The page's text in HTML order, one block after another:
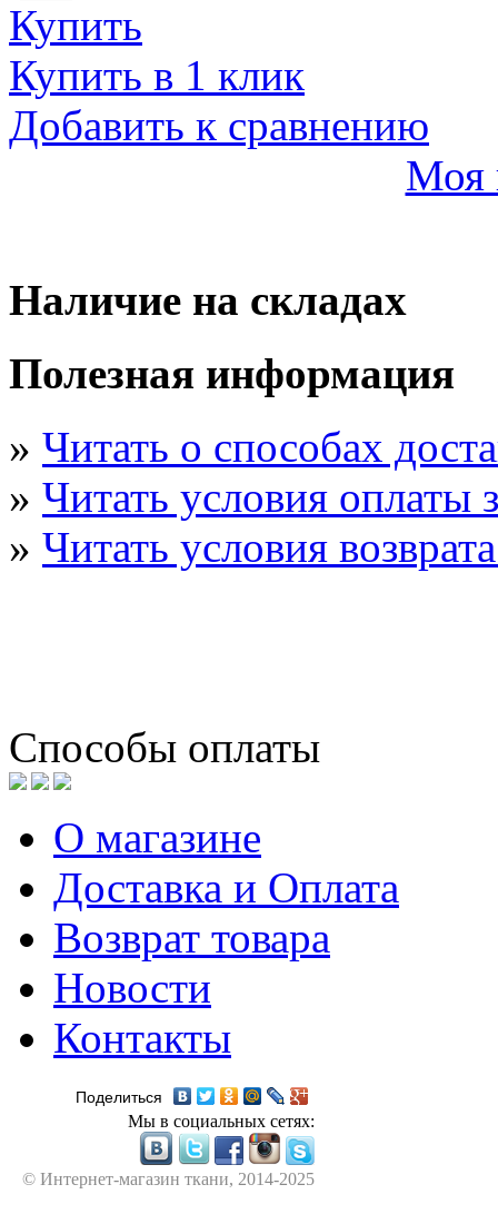
Купить
Купить в 1 клик
Добавить к сравнению
Моя
Наличие на складах
Полезная информация
» Читать о способах
» Читать условия оплаты
» Читать условия
Способы оплаты
О магазине
Доставка и Оплата
Возврат товара
Новости
Контакты
Поделиться
Мы в социальных сетях:
© Интернет-магазин ткани, 2014-2025